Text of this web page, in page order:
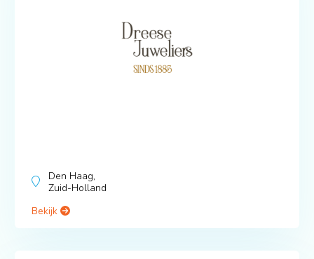
Den Haag,
Zuid-Holland
Bekijk